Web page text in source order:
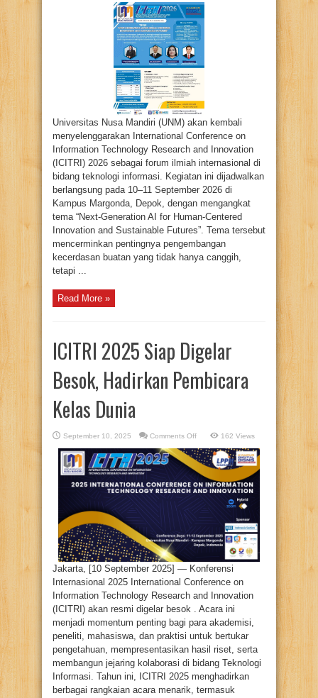
Kembali
Gelar
ICITRI
2026,
Fokus
pada
Pengembangan
AI
yang
Human-
Centered
Universitas Nusa Mandiri (UNM) akan kembali
menyelenggarakan International Conference on
Information Technology Research and Innovation
(ICITRI) 2026 sebagai forum ilmiah internasional di
bidang teknologi informasi. Kegiatan ini dijadwalkan
berlangsung pada 10–11 September 2026 di
Kampus Margonda, Depok, dengan mengangkat
tema “Next-Generation AI for Human-Centered
Innovation and Sustainable Futures”. Tema tersebut
mencerminkan pentingnya pengembangan
kecerdasan buatan yang tidak hanya canggih,
tetapi ...
Read More »
ICITRI 2025 Siap Digelar
Besok, Hadirkan Pembicara
Kelas Dunia
September 10, 2025 Comments Offon
2025
Siap
Digelar
Besok,
Hadirkan
Pembicara
Dunia
162 Views
Jakarta, [10 September 2025] — Konferensi
Internasional 2025 International Conference on
Information Technology Research and Innovation
(ICITRI) akan resmi digelar besok . Acara ini
menjadi momentum penting bagi para akademisi,
peneliti, mahasiswa, dan praktisi untuk bertukar
pengetahuan, mempresentasikan hasil riset, serta
membangun jejaring kolaborasi di bidang Teknologi
Informasi. Tahun ini, ICITRI 2025 menghadirkan
berbagai rangkaian acara menarik, termasuk